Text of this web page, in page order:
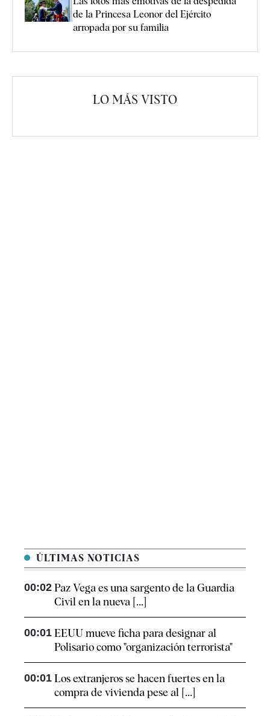
de la Princesa Leonor del Ejército
arropada por su familia
LO MÁS VISTO
ÚLTIMAS NOTICIAS
00:02 Paz Vega es una sargento de la Guardia
Civil en la nueva [...]
00:01 EEUU mueve ficha para designar al
Polisario como "organización terrorista"
00:01 Los extranjeros se hacen fuertes en la
compra de vivienda pese al [...]